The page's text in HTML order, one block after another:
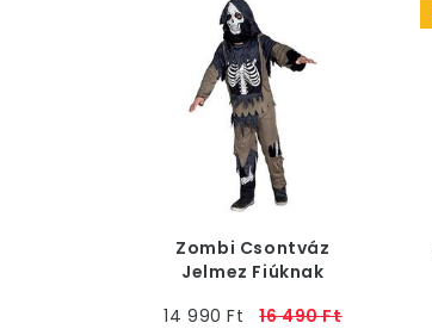
Zombi Csontváz
Jelmez Fiúknak
14 990 Ft
16 490 Ft